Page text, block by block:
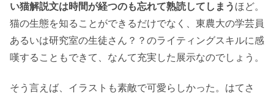
い猫解説文は時間が経つのも忘れて熟読してしまう ほど。
猫の生態を知ることができるだけでなく、東農大の学芸員
あるいは研究室の生徒さん？？のライティングスキルに感
嘆することもできて、なんて充実した展示なのでしょう。
そう言えば、イラストも素敵で可愛らしかった。はてさ